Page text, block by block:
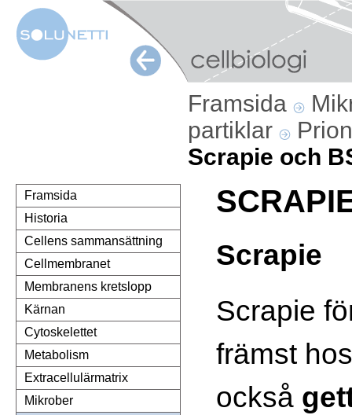
Framsida
partiklar
Scrapie och
Framsida
Historia
Cellens sammansättning
Cellmembranet
Membranens kretslopp
Kärnan
Cytoskelettet
Metabolism
Extracellulärmatrix
Mikrober
Scrapie
Scrapie
främst
också